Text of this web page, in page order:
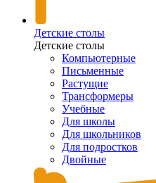
Детские столы
Детские столы
Компьютерные
Письменные
Растущие
Трансформеры
Учебные
Для школы
Для школьников
Для подростков
Двойные